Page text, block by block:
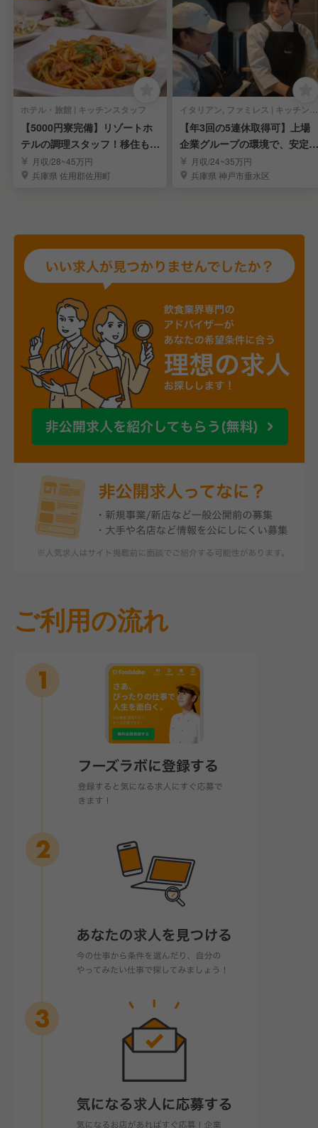
ホテル・旅館 | キッチンスタッフ
【5000円寮完備】リゾートホ
テルの調理スタッフ！移住も大
歓迎！
月収/28~45万円
兵庫県 佐用郡佐用町
イタリアン, ファミレス | キッチンスタッフ
【年3回の5連休取得可】上場
企業グループの環境で、安定し
たキャリアアップ！
月収/24~35万円
兵庫県 神戸市垂水区
ご利用の流れ